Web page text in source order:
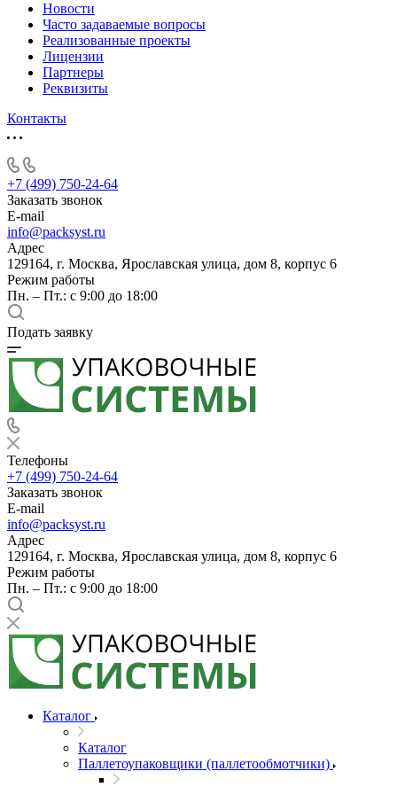
Новости
Часто задаваемые вопросы
Реализованные проекты
Лицензии
Партнеры
Реквизиты
Контакты
+7 (499) 750-24-64
Заказать звонок
E-mail
info@packsyst.ru
Адрес
129164, г. Москва, Ярославская улица, дом 8, корпус 6
Режим работы
Пн. – Пт.: с 9:00 до 18:00
Подать заявку
Телефоны
+7 (499) 750-24-64
Заказать звонок
E-mail
info@packsyst.ru
Адрес
129164, г. Москва, Ярославская улица, дом 8, корпус 6
Режим работы
Пн. – Пт.: с 9:00 до 18:00
Каталог
Каталог
Паллетоупаковщики (паллетообмотчики)